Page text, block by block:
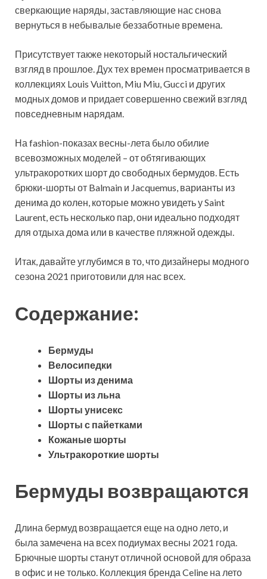
сверкающие наряды, заставляющие нас снова
вернуться в небывалые беззаботные времена.
Присутствует также некоторый ностальгический
взгляд в прошлое. Дух тех времен просматривается в
коллекциях Louis Vuitton, Miu Miu, Gucci и других
модных домов и придает совершенно свежий взгляд
повседневным нарядам.
На fashion-показах весны-лета было обилие
всевозможных моделей – от обтягивающих
ультракоротких шорт до свободных бермудов. Есть
брюки-шорты от Balmain и Jacquemus, варианты из
денима до колен, которые можно увидеть у Saint
Laurent, есть несколько пар, они идеально подходят
для отдыха дома или в качестве пляжной одежды.
Итак, давайте углубимся в то, что дизайнеры модного
сезона 2021 приготовили для нас всех.
Содержание:
Бермуды
Велосипедки
Шорты из денима
Шорты из льна
Шорты унисекс
Шорты с пайетками
Кожаные шорты
Ультракороткие шорты
Бермуды возвращаются
Длина бермуд возвращается еще на одно лето, и
была замечена на всех подиумах весны 2021 года.
Брючные шорты станут отличной основой для образа
в офис и не только. Коллекция бренда Celine на лето